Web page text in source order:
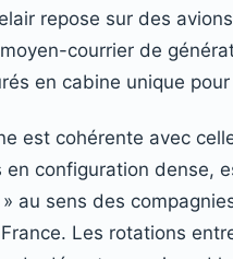
repose sur des
courrier de
en cabine unique
est cohérente avec
en configuration dense,
au sens des
Les rotations